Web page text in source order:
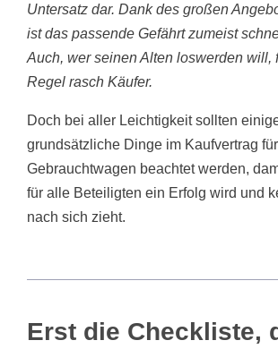
Untersatz dar. Dank des großen
ist das passende Gefährt zumeist
Auch, wer seinen Alten loswerden will,
Regel rasch Käufer.
Doch bei aller Leichtigkeit sollten
grundsätzliche Dinge im Kaufvertrag für
Gebrauchtwagen beachtet werden,
für alle Beteiligten ein Erfolg wird und
nach sich zieht.
Erst die Checkliste,